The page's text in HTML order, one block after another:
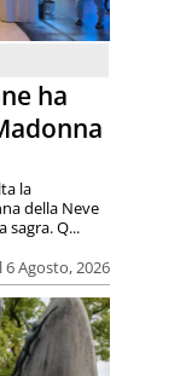
ha
Agosto, 2026
la
della Neve
sagra. Q...